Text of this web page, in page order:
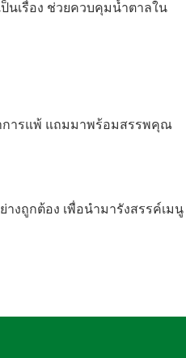
นเรื่อง ช่วยควบคุมน้ำตาลใน
ารแพ้ แถมมาพร้อมสรรพคุณ
งถูกต้อง เพื่อนำมารังสรรค์เมนู